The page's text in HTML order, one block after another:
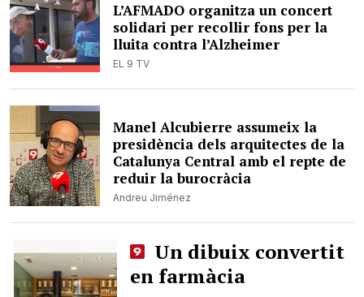
L’AFMADO organitza un concert
solidari per recollir fons per la
lluita contra l’Alzheimer
EL 9 TV
Manel Alcubierre assumeix la
presidència dels arquitectes de la
Catalunya Central amb el repte de
reduir la burocràcia
Andreu Jiménez
Un dibuix convertit
en farmàcia